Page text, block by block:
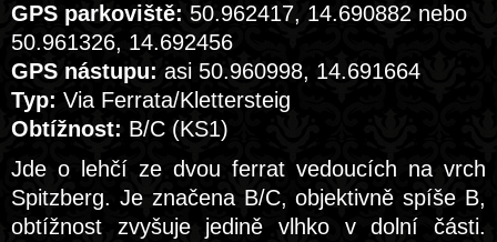
GPS parkoviště: 50.962417, 14.690882 nebo
50.961326, 14.692456
GPS nástupu: asi 50.960998, 14.691664
Typ: Via Ferrata/Klettersteig
Obtížnost: B/C (KS1)
Jde o lehčí ze dvou ferrat vedoucích na vrch
Spitzberg. Je značena B/C, objektivně spíše B,
obtížnost zvyšuje jedině vlhko v dolní části.